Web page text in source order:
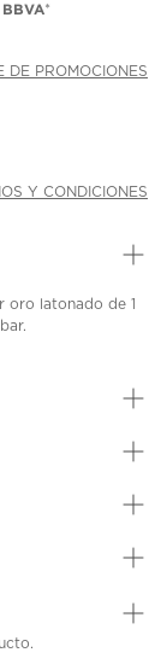
*
DE PROMOCIONES
Y CONDICIONES
oro latonado de 1